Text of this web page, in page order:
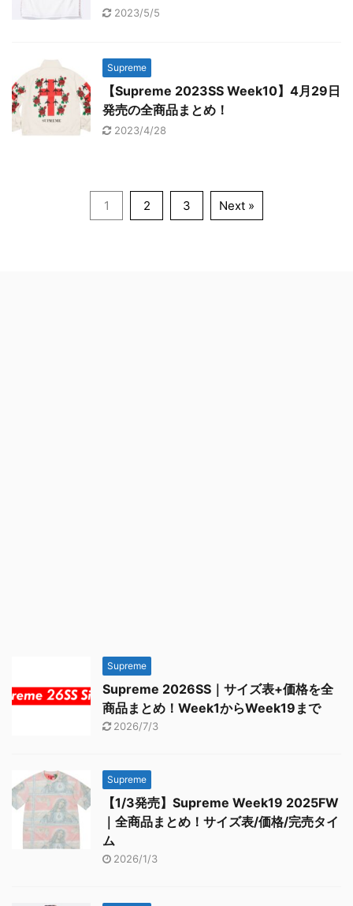
2023/5/5
Supreme
【Supreme 2023SS Week10】4月29日
発売の全商品まとめ！
2023/4/28
1 2 3 Next »
Supreme
Supreme 2026SS｜サイズ表+価格を全
商品まとめ！Week1からWeek19まで
2026/7/3
Supreme
【1/3発売】Supreme Week19 2025FW
｜全商品まとめ！サイズ表/価格/完売タイ
ム
2026/1/3